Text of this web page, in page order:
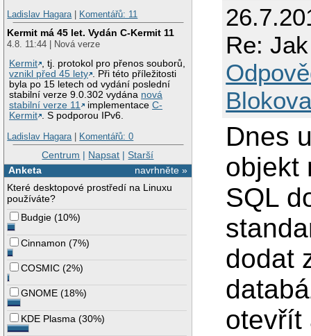
Ladislav Hagara| Komentářů: 11
Kermit má 45 let. Vydán C-Kermit 11
4.8. 11:44 | Nová verze
Kermit , tj. protokol pro přenos souborů,
vznikl před 45 lety . Při této příležitosti
byla po 15 letech od vydání poslední
stabilní verze 9.0.302 vydána nová
stabilní verze 11
implementaceC-
Kermit . S podporou IPv6.
Ladislav Hagara| Komentářů: 0
Centrum | Napsat |Starší
navrhněte »
Anketa
Které desktopové prostředí na Linuxu
používáte?
Budgie (10%)
Cinnamon (7%)
COSMIC (2%)
GNOME (18%)
KDE Plasma (30%)
Re:
Dnes
objekt
SQL
dodat
otevřít